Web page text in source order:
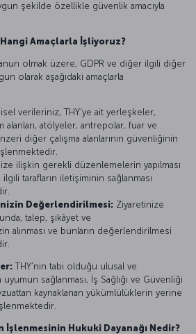
şekilde özellikle güvenlik amacıyla
Amaçlarla İşliyoruz?
olmak üzere, GDPR ve diğer ilgili diğer
olarak aşağıdaki amaçlarla
verileriniz, THY’ye ait yerleşkeler,
alanları, atölyeler, antrepolar, fuar ve
diğer çalışma alanlarının güvenliğinin
işlenmektedir.
ilişkin gerekli düzenlemelerin yapılması
tarafların iletişiminin sağlanması
Değerlendirilmesi: Ziyaretinize
talep, şikâyet ve
alınması ve bunların değerlendirilmesi
THY’nin tabi olduğu ulusal ve
uyumun sağlanması, İş Sağlığı ve Güvenliği
kaynaklanan yükümlülüklerin yerine
İşlenmesinin Hukuki Dayanağı Nedir?